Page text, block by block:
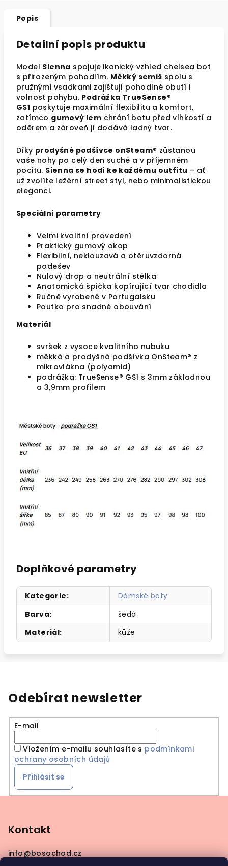
Popis
Detailní popis produktu
Model Sienna spojuje ikonický vzhled chelsea bot
s přirozeným pohodlím. Měkký semiš spolu s
pružnými vsadkami zajišťují pohodlné obutí i
volnost pohybu. Podrážka TrueSense®
GS1 poskytuje maximální flexibilitu a komfort,
zatímco gumový lem chrání botu před vlhkostí a
oděrem a zároveň jí dodává ladný tvar.
Díky prodyšné podšívce onSteam® zůstanou
vaše nohy po celý den suché a v příjemném
pocitu. Sienna se hodí ke každému outfitu – ať
už zvolíte ležérní street styl, nebo minimalistickou
eleganci.
Speciální parametry
Velmi kvalitní provedení
Praktický gumový okop
Flexibilní, neklouzavá a otěruvzdorná
podešev
Nulový drop a neutrální stélka
Anatomická špička kopírující tvar chodidla
Ručně vyrobené v Portugalsku
Poutko pro snadné obouvání
Materiál
svršek z vysoce kvalitního nubuku
měkká a prodyšná podšívka OnSteam® z
mikrovlákna (polyamid)
podrážka: TrueSense® GS1 s 3mm základnou
a 3,9mm profilem
Doplňkové parametry
Kategorie:
Dámské boty
Barva:
šedá
Materiál: kůže
Odebírat newsletter
E-mail
Vložením e-mailu souhlasíte s podmínkami
ochrany osobních údajů
Přihlásit se
t
Kontakt
info@bosochod.cz